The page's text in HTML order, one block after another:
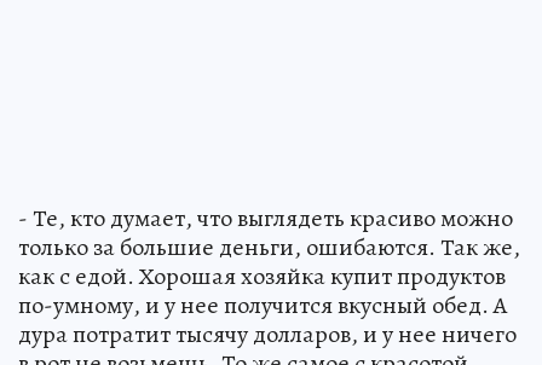
- Те, кто думает, что выглядеть красиво можно
только за большие деньги, ошибаются. Так же,
как с едой. Хорошая хозяйка купит продуктов
по-умному, и у нее получится вкусный обед. А
дура потратит тысячу долларов, и у нее ничего